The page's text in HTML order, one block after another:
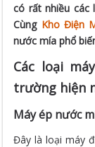
có rất nhiều các
Cùng Kho Điện
nước mía phổ
Các loại
trường hiện
Máy ép nước
Đây là loại máy